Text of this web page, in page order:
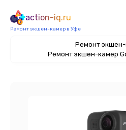
action-iq.ru
Ремонт экшен-камер в Уфе
Ремонт
Ремонт экшен-камер